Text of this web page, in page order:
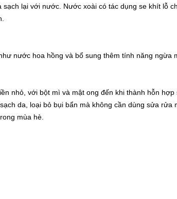
lại với nước. Nước xoài có tác dụng se khít lỗ
nước hoa hồng và bổ sung thêm tính năng ngừa
nhỏ, với bột mì và mật ong đến khi thành hỗn hợp
da, loại bỏ bụi bẩn mà không cần dùng sửa rửa
mùa hè.